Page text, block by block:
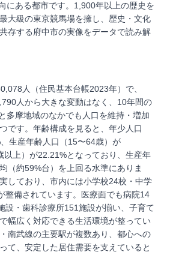
にある都市です。1,900年以上の歴史を
大級の東京競馬場を擁し、歴史・文化
存する府中市の実像をデータで読み解
人（住民基本台帳2023年）で、
人から大きな変動はなく、10年間の
多摩地域のなかでも人口を維持・増加
です。年齢構成を見ると、年少人口
生産年齢人口（15〜64歳）が
以上）が22.21%となっており、生産年
（約59%台）を上回る水準にありま
しており、市内には小学校24校・中学
整備されています。医療面でも病院14
設・歯科診療所151施設が揃い、子育て
幅広く対応できる生活環境が整ってい
南武線の主要駅が複数あり、都心への
て、安定した居住需要を支えていると